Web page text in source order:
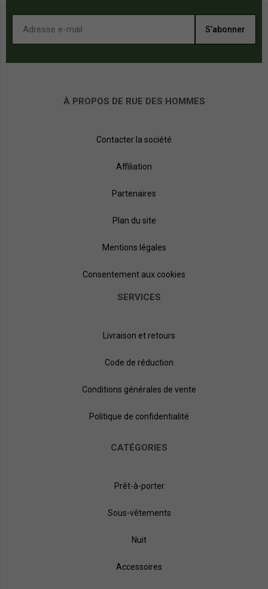
S’abonner
À PROPOS DE RUE DES HOMMES
Contacter la société
Affiliation
Partenaires
Plan du site
Mentions légales
Consentement aux cookies
SERVICES
Livraison et retours
Code de réduction
Conditions générales de vente
Politique de confidentialité
CATÉGORIES
Prêt-à-porter
Sous-vêtements
Nuit
Accessoires